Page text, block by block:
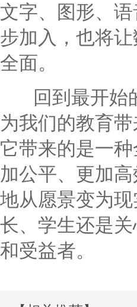
文字、图形、
步加入，也将
全面。
回到最开始的
为我们的教育
它带来的是一
加公平、更加
地从愿景变为
长、学生还是
和受益者。